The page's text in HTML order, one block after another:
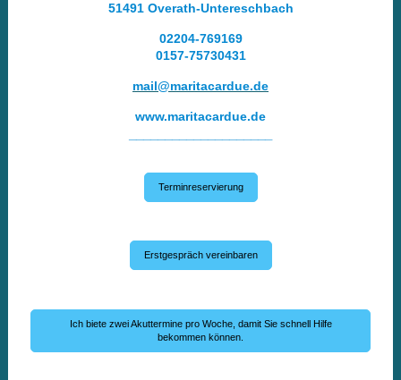
51491 Overath-Untereschbach
02204-769169
0157-75730431
mail@maritacardue.de
www.maritacardue.de
Terminreservierung
Erstgespräch vereinbaren
Ich biete zwei Akuttermine pro Woche, damit Sie schnell Hilfe
bekommen können.